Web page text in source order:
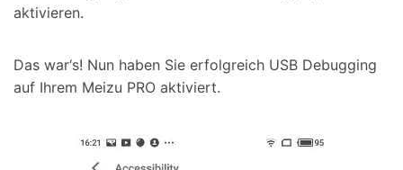
aktivieren.
Das war‘s! Nun haben Sie erfolgreich USB Debugging
auf Ihrem Meizu PRO aktiviert.